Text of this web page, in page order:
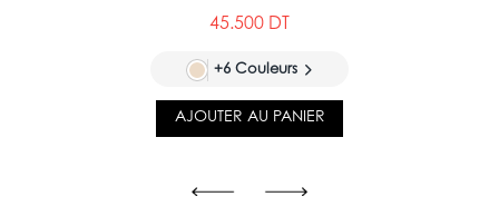
45.500 DT
+6 Couleurs
AJOUTER AU PANIER